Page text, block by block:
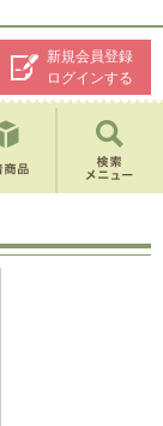
新規会員登録
ログインする